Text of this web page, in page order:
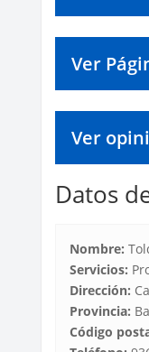
Ver
Ver
Datos
Nombre:
Servicios:
Dirección:
Provincia:
Código